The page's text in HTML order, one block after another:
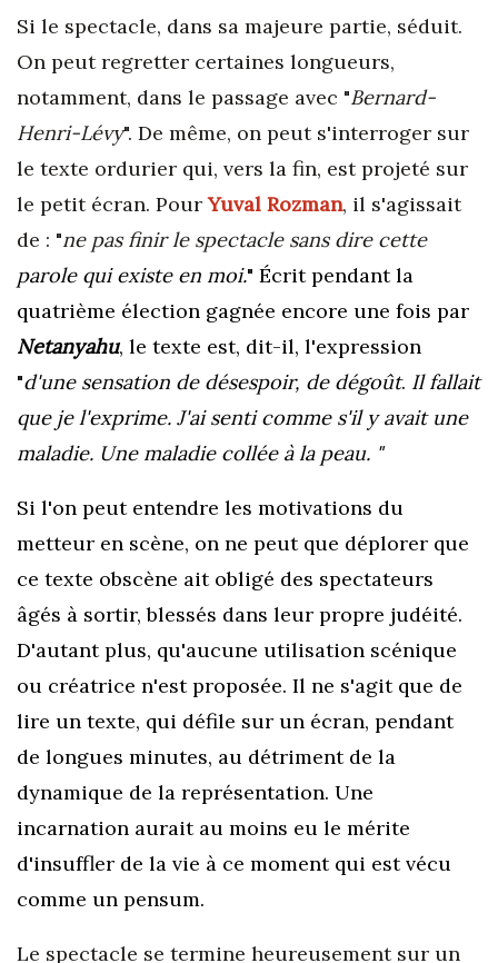
Si le spectacle, dans sa majeure partie, séduit.
On peut regretter certaines longueurs,
notamment, dans le passage avec "Bernard-
Henri-Lévy". De même, on peut s'interroger sur
le texte ordurier qui, vers la fin, est projeté sur
le petit écran. PourYuval Rozman, il s'agissait
de : "ne pas finir le spectacle sans dire cette
parole qui existe en moi." Écrit pendant la
quatrième élection gagnée encore une fois par
Netanyahu, le texte est, dit-il, l'expression
"d'une sensation de désespoir, de dégoût. Il fallait
que je l'exprime. J'ai senti comme s'il y avait une
maladie. Une maladie collée à la peau. "
Si l'on peut entendre les motivations du
metteur en scène, on ne peut que déplorer que
ce texte obscène ait obligé des spectateurs
âgés à sortir, blessés dans leur propre judéité.
D'autant plus, qu'aucune utilisation scénique
ou créatrice n'est proposée. Il ne s'agit que de
lire un texte, qui défile sur un écran, pendant
de longues minutes, au détriment de la
dynamique de la représentation. Une
incarnation aurait au moins eu le mérite
d'insuffler de la vie à ce moment qui est vécu
comme un pensum.
Le spectacle se termine heureusement sur un